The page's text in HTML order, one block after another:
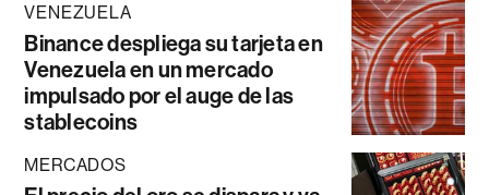
VENEZUELA
Binance despliega su tarjeta en
Venezuela en un mercado
impulsado por el auge de las
stablecoins
MERCADOS